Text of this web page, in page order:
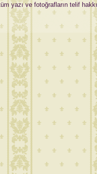
yazı ve fotoğrafların telif